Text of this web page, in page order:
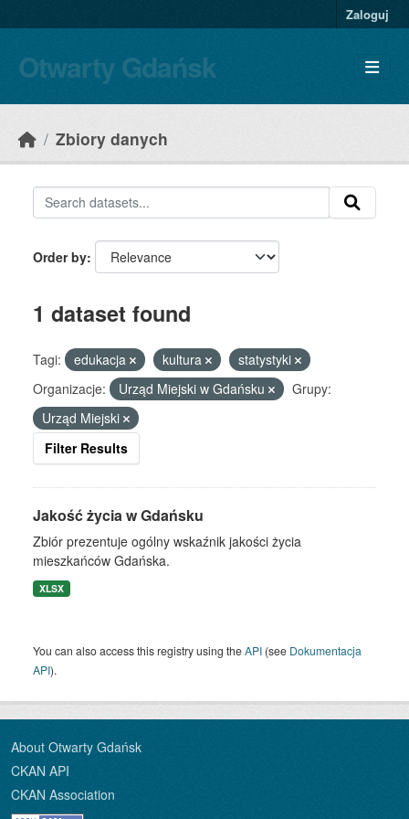
Zaloguj
Otwarty Gdańsk
Zbiory danych
Order by
1 dataset found
Tagi: edukacja kultura
statystyki
Organizacje:
Urząd Miejski w Gdańsku
Grupy:
Urząd Miejski
Filter Results
Jakość życia w Gdańsku
Zbiór prezentuje ogólny wskaźnik jakości życia
mieszkańców Gdańska.
XLSX
You can also access this registry using theAPI (see Dokumentacja
API).
About Otwarty Gdańsk
CKAN API
CKAN Association